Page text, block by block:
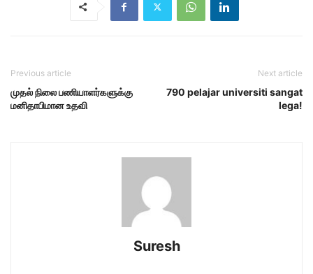
Previous article
முதல் நிலை பணியாளர்களுக்கு
மனிதாபிமான உதவி
Next article
790 pelajar universiti sangat
lega!
Suresh